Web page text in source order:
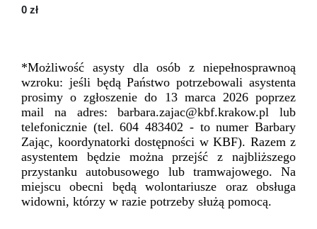
0 zł
*Możliwość asysty dla osób z niepełnosprawnoą
wzroku: jeśli będą Państwo potrzebowali asystenta
prosimy o zgłoszenie do 13 marca 2026 poprzez
mail na adres: barbara.zajac@kbf.krakow.pl lub
telefonicznie (tel. 604 483402 - to numer Barbary
Zając, koordynatorki dostępności w KBF). Razem z
asystentem będzie można przejść z najbliższego
przystanku autobusowego lub tramwajowego. Na
miejscu obecni będą wolontariusze oraz obsługa
widowni, którzy w razie potrzeby służą pomocą.